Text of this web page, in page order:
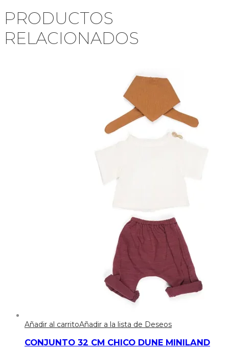
PRODUCTOS
RELACIONADOS
Añadir al carritoAñadir a la lista de Deseos
CONJUNTO 32 CM CHICO DUNE MINILAND